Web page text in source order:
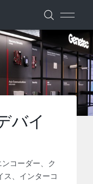
バイ
コーダー、ク
ス、インターコ